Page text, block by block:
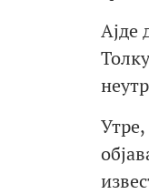
Ајде